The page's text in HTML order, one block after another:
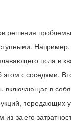
решения
пола в
этом с соседями.
включающая в
за его